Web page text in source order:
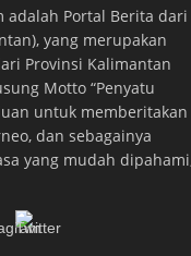
adalah Portal Berita dari
yang merupakan
Provinsi Kalimantan
Motto “Penyatu
untuk memberitakan
dan sebagainya
yang mudah